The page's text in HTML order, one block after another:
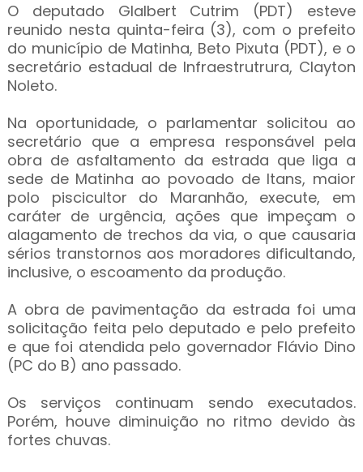
O deputado Glalbert Cutrim (PDT) esteve
reunido nesta quinta-feira (3), com o prefeito
do município de Matinha, Beto Pixuta (PDT), e o
secretário estadual de Infraestrutrura, Clayton
Noleto.
Na oportunidade, o parlamentar solicitou ao
secretário que a empresa responsável pela
obra de asfaltamento da estrada que liga a
sede de Matinha ao povoado de Itans, maior
polo piscicultor do Maranhão, execute, em
caráter de urgência, ações que impeçam o
alagamento de trechos da via, o que causaria
sérios transtornos aos moradores dificultando,
inclusive, o escoamento da produção.
A obra de pavimentação da estrada foi uma
solicitação feita pelo deputado e pelo prefeito
e que foi atendida pelo governador Flávio Dino
(PC do B) ano passado.
Os serviços continuam sendo executados.
Porém, houve diminuição no ritmo devido às
fortes chuvas.